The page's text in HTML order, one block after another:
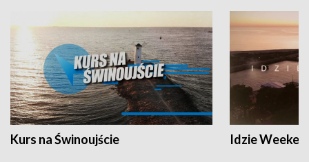
Kurs na Świnoujście Idzie